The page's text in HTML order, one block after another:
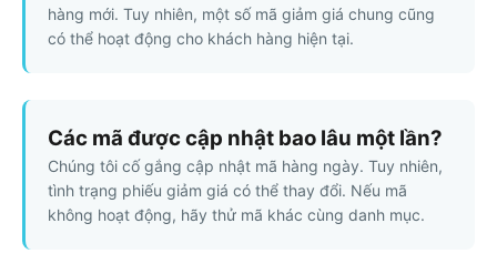
hàng mới. Tuy nhiên, một số mã giảm giá chung cũng
có thể hoạt động cho khách hàng hiện tại.
Các mã được cập nhật bao lâu một lần?
Chúng tôi cố gắng cập nhật mã hàng ngày. Tuy nhiên,
tình trạng phiếu giảm giá có thể thay đổi. Nếu mã
không hoạt động, hãy thử mã khác cùng danh mục.